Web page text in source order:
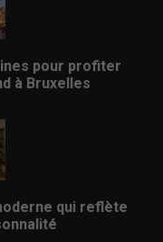
pour profiter
à Bruxelles
qui reflète